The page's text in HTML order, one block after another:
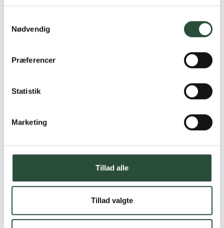
Nødvendig
Præferencer
Statistik
Marketing
Tillad alle
Tillad valgte